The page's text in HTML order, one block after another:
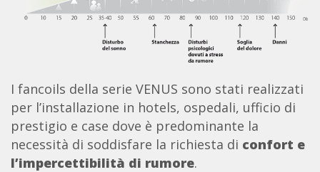
I fancoils della serie VENUS sono stati realizzati
per l’installazione in hotels, ospedali, ufficio di
prestigio e case dove è predominante la
necessità di soddisfare la richiesta di confort e
l’impercettibilità di rumore.